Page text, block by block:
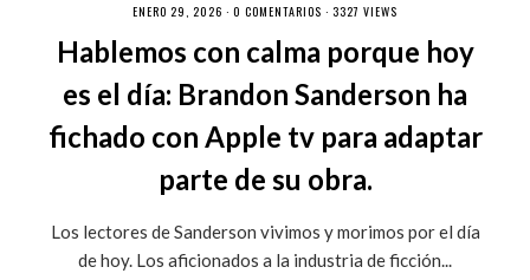
ENERO 29, 2026 · 0 COMENTARIOS · 3327 VIEWS
Hablemos con calma porque hoy
es el día: Brandon Sanderson ha
fichado con Apple tv para adaptar
parte de su obra.
Los lectores de Sanderson vivimos y morimos por el día
de hoy. Los aficionados a la industria de ficción...